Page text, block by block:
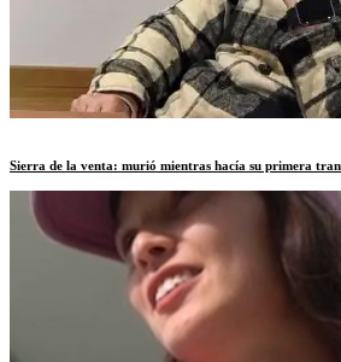
Sierra de la venta: murió mientras hacía su primera